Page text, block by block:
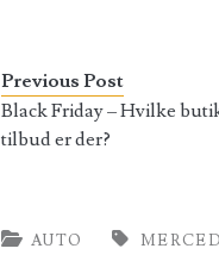
Previous Post
Black Friday – Hvilke
tilbud er der?
AUTO